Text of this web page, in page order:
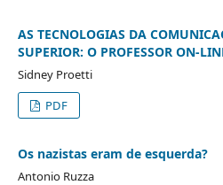
AS TECNOLOGIAS DA
SUPERIOR: O PROFESSOR ON-
Sidney Proetti
PDF
Os nazistas eram de esquerda?
Antonio Ruzza